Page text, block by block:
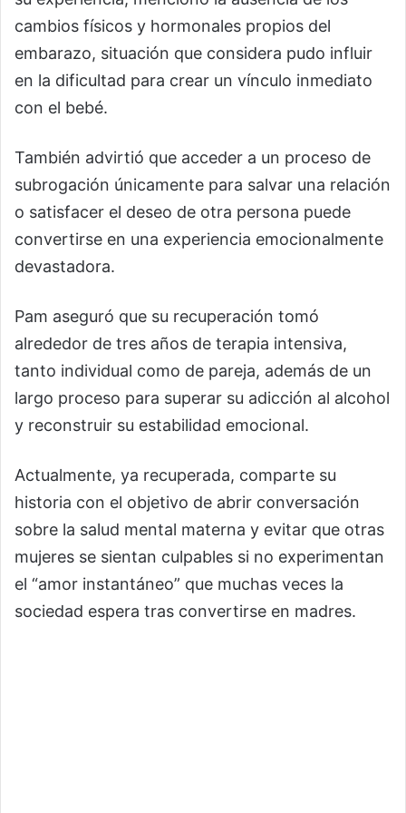
cambios físicos y hormonales propios del
embarazo, situación que considera pudo influir
en la dificultad para crear un vínculo inmediato
con el bebé.
También advirtió que acceder a un proceso de
subrogación únicamente para salvar una relación
o satisfacer el deseo de otra persona puede
convertirse en una experiencia emocionalmente
devastadora.
Pam aseguró que su recuperación tomó
alrededor de tres años de terapia intensiva,
tanto individual como de pareja, además de un
largo proceso para superar su adicción al alcohol
y reconstruir su estabilidad emocional.
Actualmente, ya recuperada, comparte su
historia con el objetivo de abrir conversación
sobre la salud mental materna y evitar que otras
mujeres se sientan culpables si no experimentan
el “amor instantáneo” que muchas veces la
sociedad espera tras convertirse en madres.